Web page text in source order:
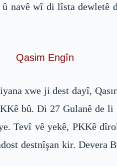
navê wî di lîsta
Qasim Engîn
xwe ji dest dayî,
bû. Di 27 Gulanê de
Tevî vê yekê, PKKê
destnîşan kir.